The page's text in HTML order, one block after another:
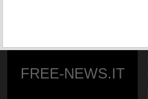
FREE-NEWS.IT